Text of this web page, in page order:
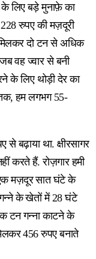
के लिए बड़े मुनाफ़े का
रुपए की मज़दूरी
दो टन से अधिक
वह ज्वार से बनी
के लिए थोड़ी देर का
हम लगभग 55-
बढ़ाया था. क्षीरसागर
करते हैं. रोज़गार हमी
एक मज़दूर सात घंटे के
के खेतों में 28 घंटे
टन गन्ना काटने के
456 रुपए बनाते